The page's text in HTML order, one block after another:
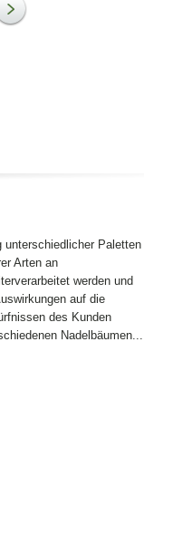
unterschiedlicher Paletten
Arten an
werden und
auf die
des Kunden
Nadelbäumen...